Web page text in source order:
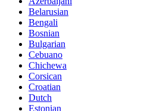
Belarusian
Bengali
Bosnian
Bulgarian
Cebuano
Chichewa
Corsican
Croatian
Dutch
Estonian